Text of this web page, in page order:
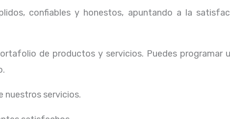
confiables y honestos, apuntando a la
de productos y servicios. Puedes programar
nuestros servicios.